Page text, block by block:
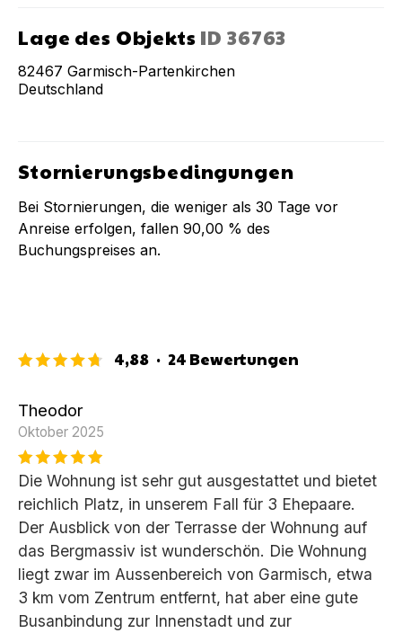
Lage des Objekts ID36763
82467 Garmisch-Partenkirchen
Deutschland
Stornierungsbedingungen
Bei Stornierungen, die weniger als 30 Tage vor
Anreise erfolgen, fallen 90,00 % des
Buchungspreises an.
4,88 · 24 Bewertungen
Theodor
Oktober 2025
Die Wohnung ist sehr gut ausgestattet und bietet
reichlich Platz, in unserem Fall für 3 Ehepaare.
Der Ausblick von der Terrasse der Wohnung auf
das Bergmassiv ist wunderschön. Die Wohnung
liegt zwar im Aussenbereich von Garmisch, etwa
3 km vom Zentrum entfernt, hat aber eine gute
Busanbindung zur Innenstadt und zur